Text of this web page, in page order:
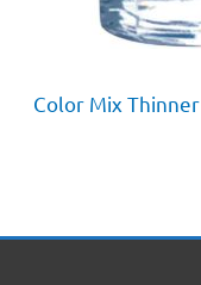
Color Mix